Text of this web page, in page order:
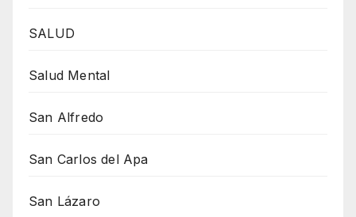
SALUD
Salud Mental
San Alfredo
San Carlos del Apa
San Lázaro